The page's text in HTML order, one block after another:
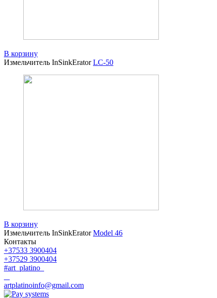
В корзину
Измельчитель InSinkEratorLC-50
В корзину
Измельчитель InSinkEratorModel 46
Контакты
+37533 3900404
+37529 3900404
#art_platino
artplatinoinfo@gmail.com